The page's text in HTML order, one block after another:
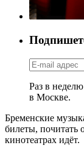
Раз в
в Москве.
Бременские
билеты, почитать
кинотеатрах идёт.